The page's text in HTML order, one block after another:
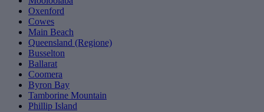
Oxenford
Cowes
Main Beach
Queensland (Regione)
Busselton
Ballarat
Coomera
Byron Bay
Tamborine Mountain
Phillip Island